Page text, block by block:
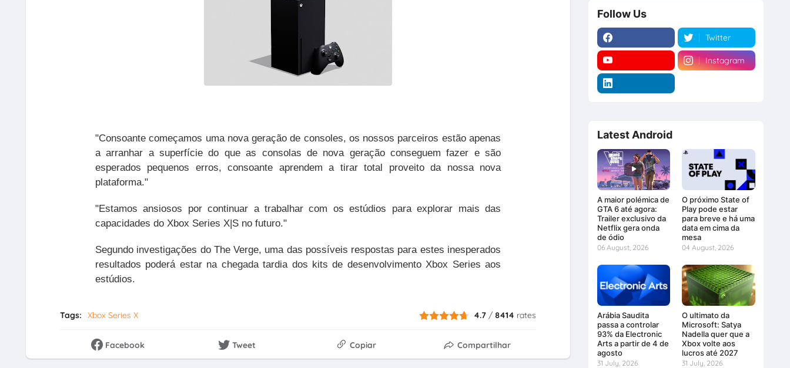
"Consoante começamos uma nova geração de consoles, os nossos parceiros estão apenas
a arranhar a superfície do que as consolas de nova geração conseguem fazer e são
esperados pequenos erros, consoante aprendem a tirar total proveito da nossa nova
plataforma."
"Estamos ansiosos por continuar a trabalhar com os estúdios para explorar mais das
capacidades do Xbox Series X|S no futuro."
Segundo investigações do The Verge, uma das possíveis respostas para estes inesperados
resultados poderá estar na chegada tardia dos kits de desenvolvimento Xbox Series aos
estúdios.
Tags: Xbox Series X 4.7 / 8414 rates
Facebook Tweet Copiar Compartilhar
Follow Us
Twitter
Instagram
Latest Android
A maior polémica de
GTA 6 até agora:
Trailer exclusivo da
Netflix gera onda
de ódio
06 August, 2026
O próximo State of
Play pode estar
para breve e há uma
data em cima da
mesa
04 August, 2026
Arábia Saudita
passa a controlar
93% da Electronic
Arts a partir de 4 de
agosto
31 July, 2026
O ultimato da
Microsoft: Satya
Nadella quer que a
Xbox volte aos
lucros até 2027
31 July, 2026